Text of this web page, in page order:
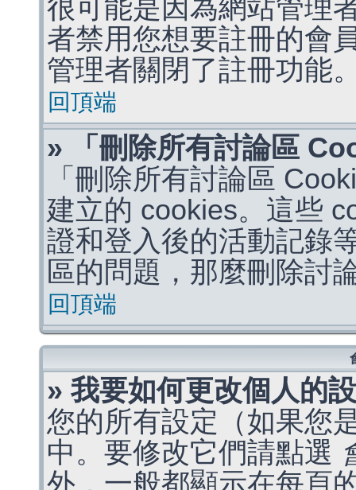
很可能是因為網站管理
者禁用您想要註冊的會
管理者關閉了註冊功能
回頂端
» 「刪除所有討論區
「刪除所有討論區
建立的 cookies。這些
證和登入後的活動記錄
區的問題，那麼刪除討
回頂端
» 我要如何更改個人的
您的所有設定（如果您
中。要修改它們請點選
外，一般都顯示在每頁